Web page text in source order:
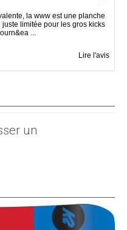
la www est une planche
limitée pour les gros kicks
...
Lire l'avis
un